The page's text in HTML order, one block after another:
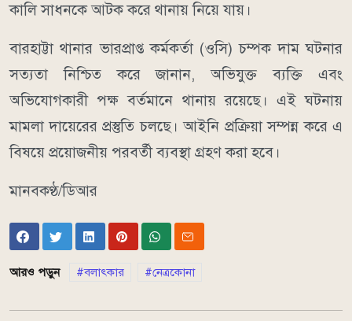
কালি সাধনকে আটক করে থানায় নিয়ে যায়।
বারহাট্টা থানার ভারপ্রাপ্ত কর্মকর্তা (ওসি) চম্পক দাম ঘটনার
সত্যতা নিশ্চিত করে জানান, অভিযুক্ত ব্যক্তি এবং
অভিযোগকারী পক্ষ বর্তমানে থানায় রয়েছে। এই ঘটনায়
মামলা দায়েরের প্রস্তুতি চলছে। আইনি প্রক্রিয়া সম্পন্ন করে এ
বিষয়ে প্রয়োজনীয় পরবর্তী ব্যবস্থা গ্রহণ করা হবে।
মানবকণ্ঠ/ডিআর
আরও পড়ুন বলাৎকার নেত্রকোনা